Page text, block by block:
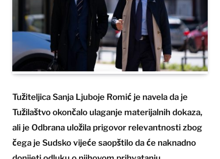
Tužiteljica Sanja Ljuboje Romić je navela da je
Tužilaštvo okončalo ulaganje materijalnih dokaza,
ali je Odbrana uložila prigovor relevantnosti zbog
čega je Sudsko vijeće saopštilo da će naknadno